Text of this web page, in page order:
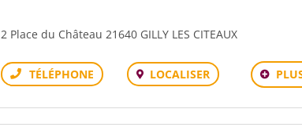
2 Place du Château 21640 GILLY LES CITEAUX
Téléphone LOCALISER